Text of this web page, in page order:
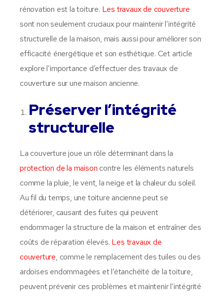
rénovation est la toiture. Les travaux de couverture
sont non seulement cruciaux pour maintenir l’intégrité
structurelle de la maison, mais aussi pour améliorer son
efficacité énergétique et son esthétique. Cet article
explore l’importance d’effectuer des travaux de
couverture sur une maison ancienne.
Préserver l’intégrité
structurelle
La couverture joue un rôle déterminant dans la
protection de la maison contre les éléments naturels
comme la pluie, le vent, la neige et la chaleur du soleil.
Au fil du temps, une toiture ancienne peut se
détériorer, causant des fuites qui peuvent
endommager la structure de la maison et entraîner des
coûts de réparation élevés. Les travaux de
couverture, comme le remplacement des tuiles ou des
ardoises endommagées et l’étanchéité de la toiture,
peuvent prévenir ces problèmes et maintenir l’intégrité